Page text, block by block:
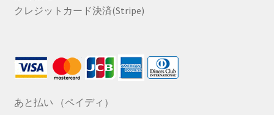
クレジットカード決済(Stripe)
あと払い （ペイディ）